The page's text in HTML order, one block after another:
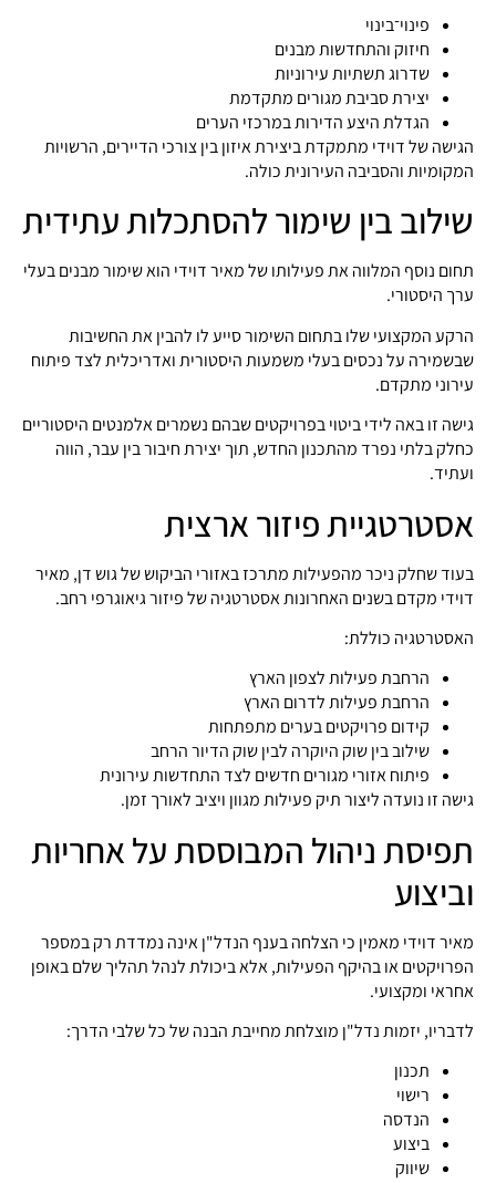
פינוי־בינוי
חיזוק והתחדשות מבנים
שדרוג תשתיות עירוניות
יצירת סביבת מגורים מתקדמת
הגדלת היצע הדירות במרכזי הערים
הגישה של דוידי מתמקדת ביצירת איזון בין צורכי הדיירים, הרשויות
המקומיות והסביבה העירונית כולה.
שילוב בין שימור להסתכלות עתידית
תחום נוסף המלווה את פעילותו של מאיר דוידי הוא שימור מבנים בעלי
ערך היסטורי.
הרקע המקצועי שלו בתחום השימור סייע לו להבין את החשיבות
שבשמירה על נכסים בעלי משמעות היסטורית ואדריכלית לצד פיתוח
עירוני מתקדם.
גישה זו באה לידי ביטוי בפרויקטים שבהם נשמרים אלמנטים היסטוריים
כחלק בלתי נפרד מהתכנון החדש, תוך יצירת חיבור בין עבר, הווה
ועתיד.
אסטרטגיית פיזור ארצית
בעוד שחלק ניכר מהפעילות מתרכז באזורי הביקוש של גוש דן, מאיר
דוידי מקדם בשנים האחרונות אסטרטגיה של פיזור גיאוגרפי רחב.
האסטרטגיה כוללת:
הרחבת פעילות לצפון הארץ
הרחבת פעילות לדרום הארץ
קידום פרויקטים בערים מתפתחות
שילוב בין שוק היוקרה לבין שוק הדיור הרחב
פיתוח אזורי מגורים חדשים לצד התחדשות עירונית
גישה זו נועדה ליצור תיק פעילות מגוון ויציב לאורך זמן.
תפיסת ניהול המבוססת על אחריות
וביצוע
מאיר דוידי מאמין כי הצלחה בענף הנדל"ן אינה נמדדת רק במספר
הפרויקטים או בהיקף הפעילות, אלא ביכולת לנהל תהליך שלם באופן
אחראי ומקצועי.
לדבריו, יזמות נדל"ן מוצלחת מחייבת הבנה של כל שלבי הדרך:
תכנון
רישוי
הנדסה
ביצוע
שיווק